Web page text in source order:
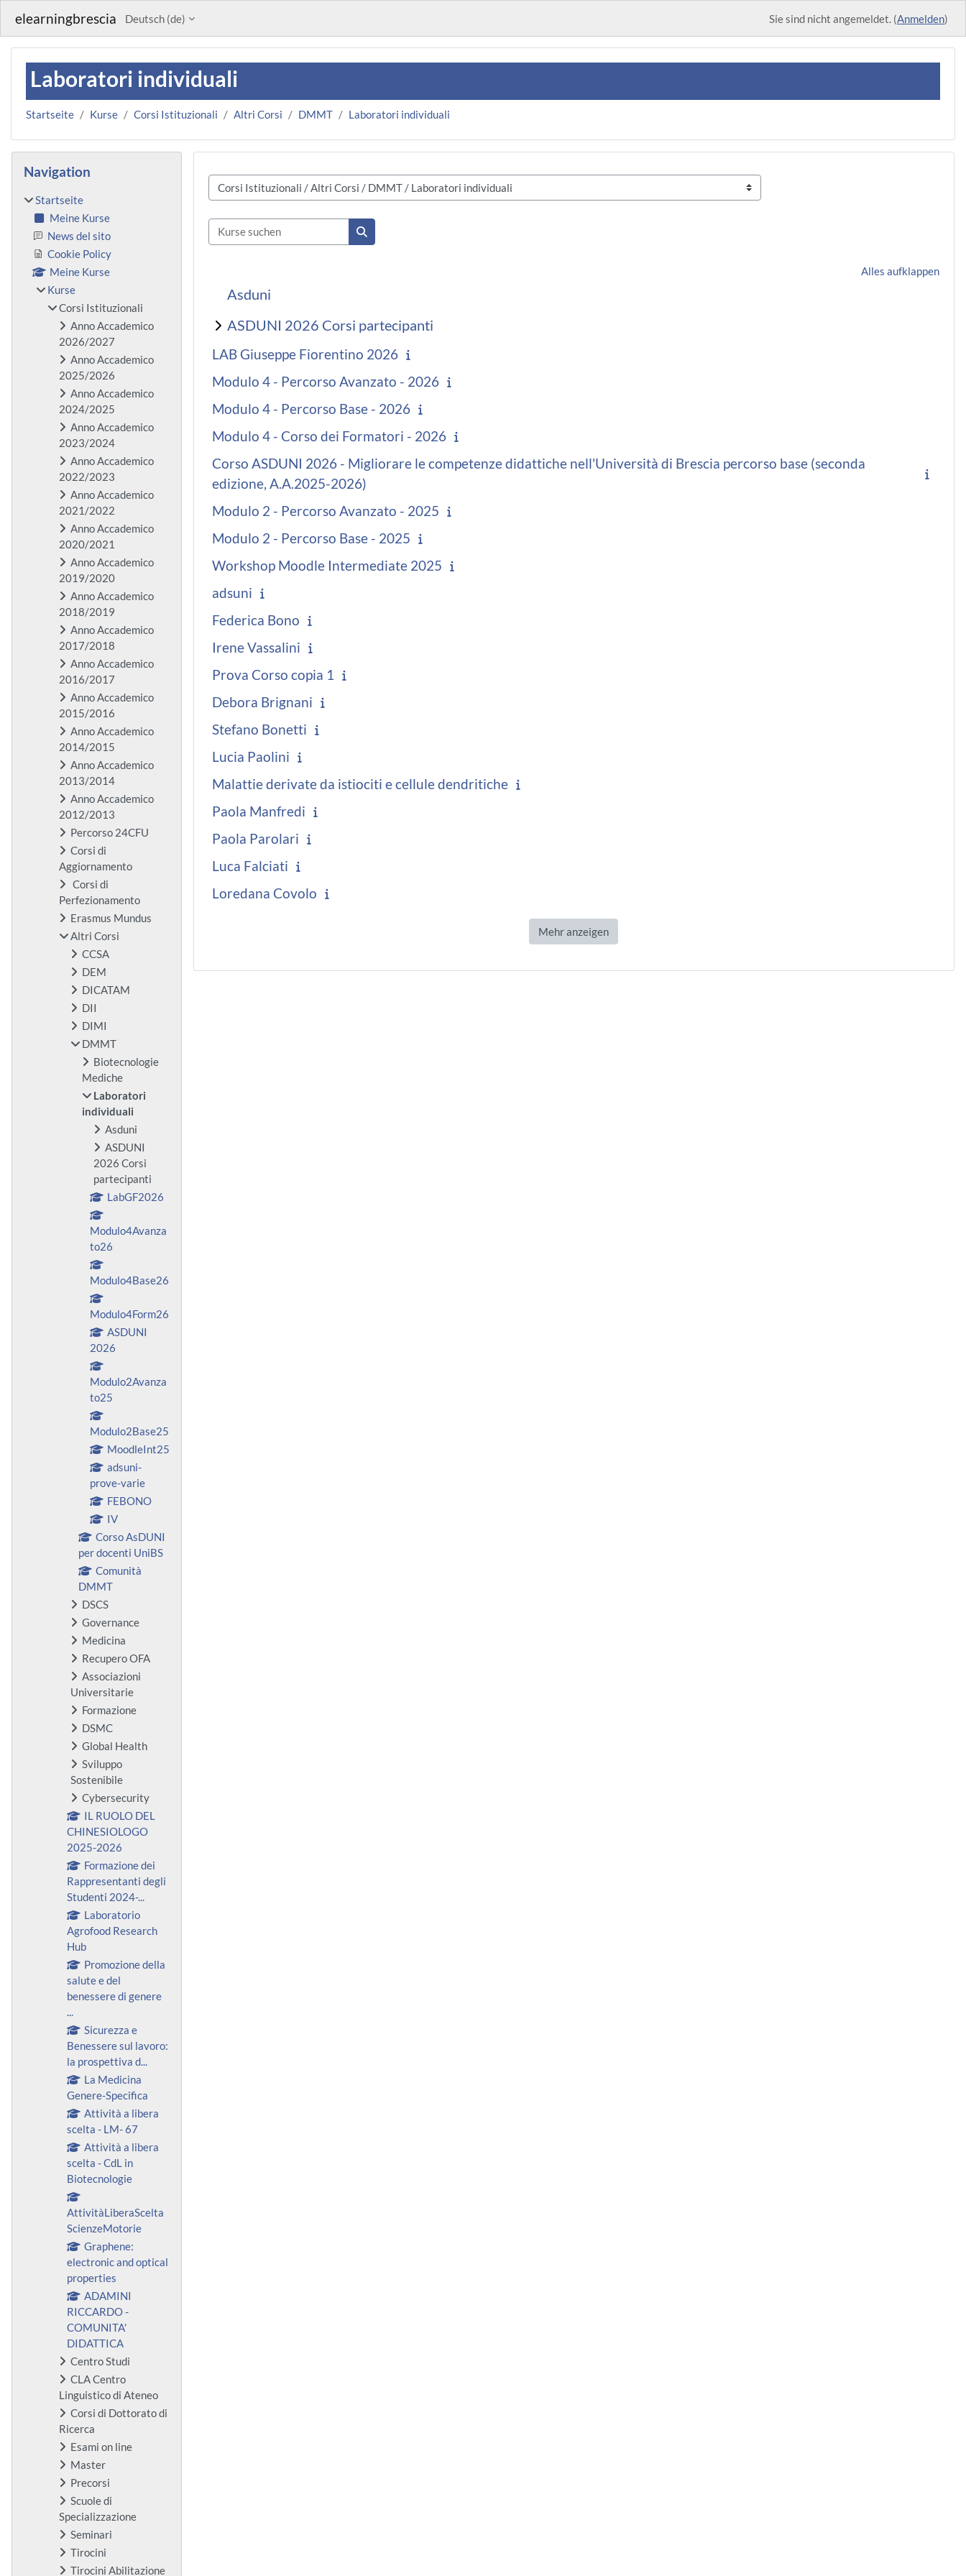
elearningbrescia Deutsch ‎(de)‎ Sie sind nicht angemeldet. (Anmelden)
Laboratori individuali
Startseite Kurse Corsi Istituzionali Altri Corsi DMMT Laboratori individuali
Kursbereiche
Kurse suchen
Kurse suchen
Alles aufklappen
Asduni
ASDUNI 2026 Corsi partecipanti
LAB Giuseppe Fiorentino 2026
Modulo 4 - Percorso Avanzato - 2026
Modulo 4 - Percorso Base - 2026
Modulo 4 - Corso dei Formatori - 2026
Corso ASDUNI 2026 - Migliorare le competenze didattiche nell'Università di Brescia percorso base (seconda
edizione, A.A.2025-2026)
Modulo 2 - Percorso Avanzato - 2025
Modulo 2 - Percorso Base - 2025
Workshop Moodle Intermediate 2025
adsuni
Federica Bono
Irene Vassalini
Prova Corso copia 1
Debora Brignani
Stefano Bonetti
Lucia Paolini
Malattie derivate da istiociti e cellule dendritiche
Paola Manfredi
Paola Parolari
Luca Falciati
Loredana Covolo
Mehr anzeigen
Blöcke
Navigation
Startseite
Meine Kurse
News del sito
Cookie Policy
Meine Kurse
Kurse
Corsi Istituzionali
Anno Accademico
2026/2027
Anno Accademico
2025/2026
Anno Accademico
2024/2025
Anno Accademico
2023/2024
Anno Accademico
2022/2023
Anno Accademico
2021/2022
Anno Accademico
2020/2021
Anno Accademico
2019/2020
Anno Accademico
2018/2019
Anno Accademico
2017/2018
Anno Accademico
2016/2017
Anno Accademico
2015/2016
Anno Accademico
2014/2015
Anno Accademico
2013/2014
Anno Accademico
2012/2013
Percorso 24CFU
Corsi di
Aggiornamento
Corsi di
Perfezionamento
Erasmus Mundus
Altri Corsi
CCSA
DEM
DICATAM
DII
DIMI
DMMT
Biotecnologie
Mediche
Laboratori
individuali
Asduni
ASDUNI
2026 Corsi
partecipanti
LabGF2026
Modulo4Avanza
to26
Modulo4Base26
Modulo4Form26
ASDUNI
2026
Modulo2Avanza
to25
Modulo2Base25
MoodleInt25
adsuni-
prove-varie
FEBONO
IV
Corso AsDUNI
per docenti UniBS
Comunità
DMMT
DSCS
Governance
Medicina
Recupero OFA
Associazioni
Universitarie
Formazione
DSMC
Global Health
Sviluppo
Sostenibile
Cybersecurity
IL RUOLO DEL
CHINESIOLOGO
2025-2026
Formazione dei
Rappresentanti degli
Studenti 2024-...
Laboratorio
Agrofood Research
Hub
Promozione della
salute e del
benessere di genere
Sicurezza e
Benessere sul lavoro:
la prospettiva d...
La Medicina
Genere-Specifica
Attività a libera
scelta - LM- 67
Attività a libera
scelta - CdL in
Biotecnologie
AttivitàLiberaScelta
ScienzeMotorie
Graphene:
electronic and optical
properties
ADAMINI
RICCARDO -
COMUNITA'
DIDATTICA
Centro Studi
CLA Centro
Linguistico di Ateneo
Corsi di Dottorato di
Ricerca
Esami on line
Master
Precorsi
Scuole di
Specializzazione
Seminari
Tirocini
Tirocini Abilitazione